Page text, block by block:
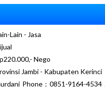
Lain - Jasa
Nego
Jambi - Kabupaten Kerinci
Phone : 0851-9164-